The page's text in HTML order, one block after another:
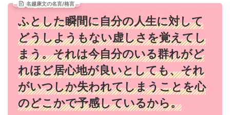
名越康文の名言/格言
ふとした瞬間に自分の人生に対して
どうしようもない虚しさを覚えてし
まう。それは今自分のいる群れがど
れほど居心地が良いとしても、それ
がいつしか失われてしまうことを心
のどこかで予感しているから。